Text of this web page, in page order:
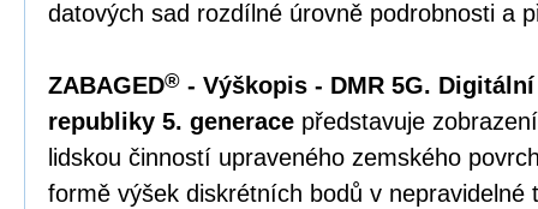
datových sad rozdílné úrovně podrobnosti a
ZABAGED® - Výškopis - DMR 5G.
republiky 5. generace představuje
lidskou činností upraveného zemského
formě výšek diskrétních bodů v nepravidelné